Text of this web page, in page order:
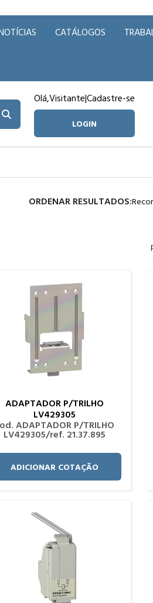
CATÁLOGOS
Olá,Visitante|Cadastre-se
LOGIN
ORDENAR RESULTADOS:
ADAPTADOR P/TRILHO
LV429305
ADAPTADOR P/TRILHO
LV429305/ref. 21.37.895
ADICIONAR COTAÇÃO